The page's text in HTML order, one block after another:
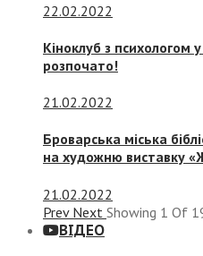
22.02.2022
Кіноклуб з психологом
розпочато!
21.02.2022
Броварська міська
на художню виставку
21.02.2022
Prev Next Showing 1 Of
ВІДЕО